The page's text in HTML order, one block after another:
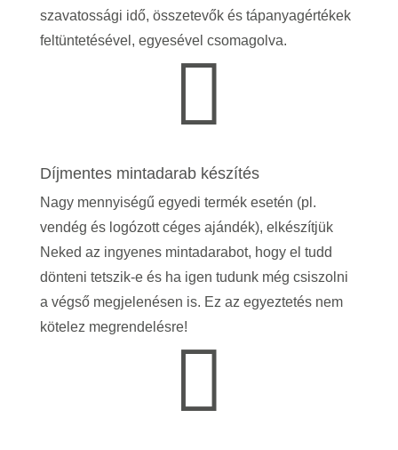
szavatossági idő, összetevők és tápanyagértékek
feltüntetésével, egyesével csomagolva.

Díjmentes mintadarab készítés
Nagy mennyiségű egyedi termék esetén (pl.
vendég és logózott céges ajándék), elkészítjük
Neked az ingyenes mintadarabot, hogy el tudd
dönteni tetszik-e és ha igen tudunk még csiszolni
a végső megjelenésen is. Ez az egyeztetés nem
kötelez megrendelésre!
